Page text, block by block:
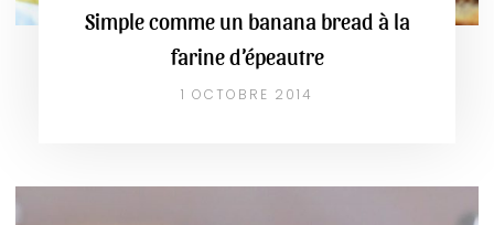
Simple comme un banana bread à la
farine d’épeautre
1 OCTOBRE 2014